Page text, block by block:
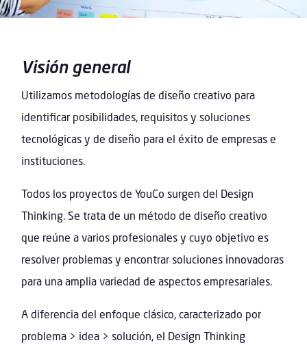
Visión general
Utilizamos metodologías de diseño creativo para
identificar posibilidades, requisitos y soluciones
tecnológicas y de diseño para el éxito de empresas e
instituciones.
Todos los proyectos de YouCo surgen del Design
Thinking. Se trata de un método de diseño creativo
que reúne a varios profesionales y cuyo objetivo es
resolver problemas y encontrar soluciones innovadoras
para una amplia variedad de aspectos empresariales.
A diferencia del enfoque clásico, caracterizado por
problema > idea > solución, el Design Thinking